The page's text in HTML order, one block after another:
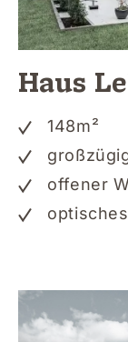
Haus
148m²
offener